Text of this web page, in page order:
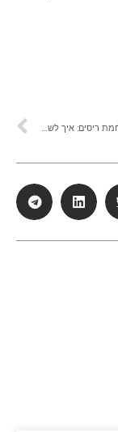
ניהול תורים להלחמת ריסים: איך לשמור על יומן מסודר ותזכורות קבועות